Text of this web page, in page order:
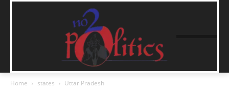
Home states Uttar Pradesh